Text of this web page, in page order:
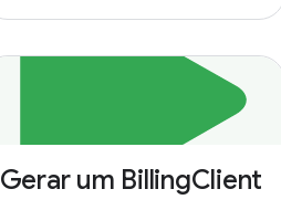
Gerar um BillingClient